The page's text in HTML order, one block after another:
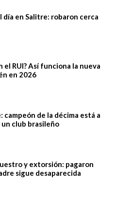
día en Salitre: robaron cerca
el RUI? Así funciona la nueva
en 2026
campeón de la décima está a
club brasileño
y extorsión: pagaron
sigue desaparecida